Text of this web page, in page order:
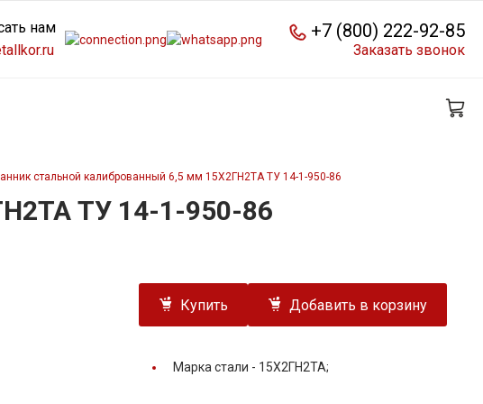
нам
+7 (800) 222-92-85
Заказать звонок
стальной калиброванный 6,5 мм 15Х2ГН2ТА ТУ 14-1-950-86
ТУ 14-1-950-86
Купить Добавить в корзину
Марка стали - 15Х2ГН2ТА;